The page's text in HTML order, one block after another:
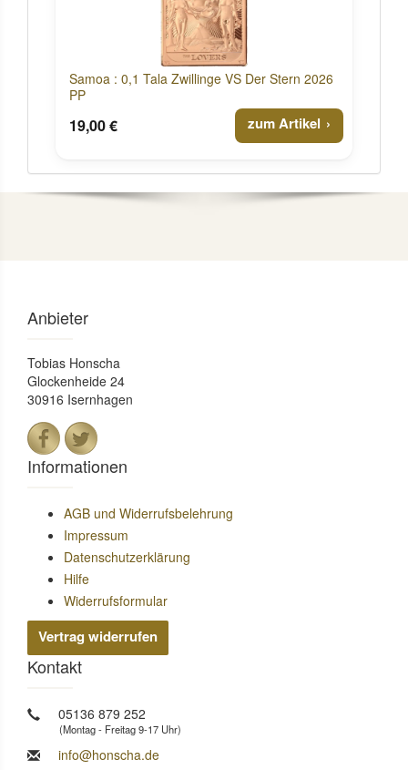
Samoa : 0,1 Tala Zwillinge VS Der Stern 2026
PP
19,00 € zum Artikel
Anbieter
Tobias Honscha
Glockenheide 24
30916 Isernhagen
Informationen
AGB und Widerrufsbelehrung
Impressum
Datenschutzerklärung
Hilfe
Widerrufsformular
Vertrag widerrufen
Kontakt
05136 879 252
(Montag - Freitag 9-17 Uhr)
info@honscha.de